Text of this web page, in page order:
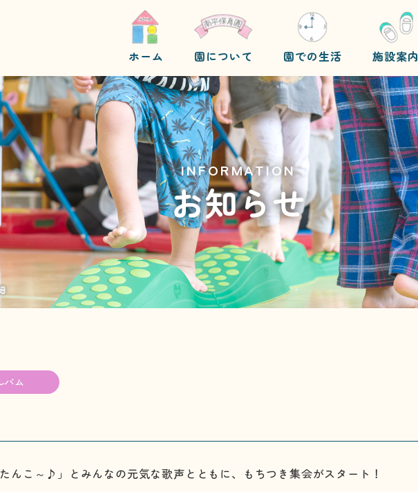
ホーム 園について 園での生活 施設案内
INFORMATION
お知らせ
バム
んこ～♪」とみんなの元気な歌声とともに、もちつき集会がスタート！